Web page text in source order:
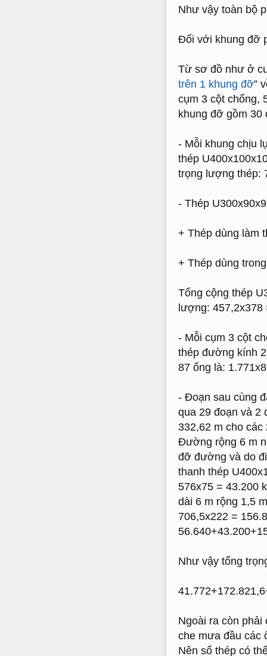
Như vậy toàn bộ
Đối với khung đỡ
Từ sơ đồ như ở
trên 1 khung đỡ”
cụm 3 cột chống,
khung đỡ gồm 30
- Mỗi khung chịu
thép
trọng lượng thép:
- Thép
+ Thép dùng làm
+ Thép dùng
Tổng cộng thép
lượng: 457,2x378
- Mỗi cụm 3 cột
thép đường kính
87 ống là:
- Đoạn sau cùng
qua 29 đoạn và 2
332,62 m cho
Đường rộng 6 m
đỡ đường và do
thanh thép
576x75 = 43.200
dài 6 m rộng 1,5
706,5x222 =
Như vậy tổng
Ngoài ra còn
che mưa đầu các
Nên số thép có